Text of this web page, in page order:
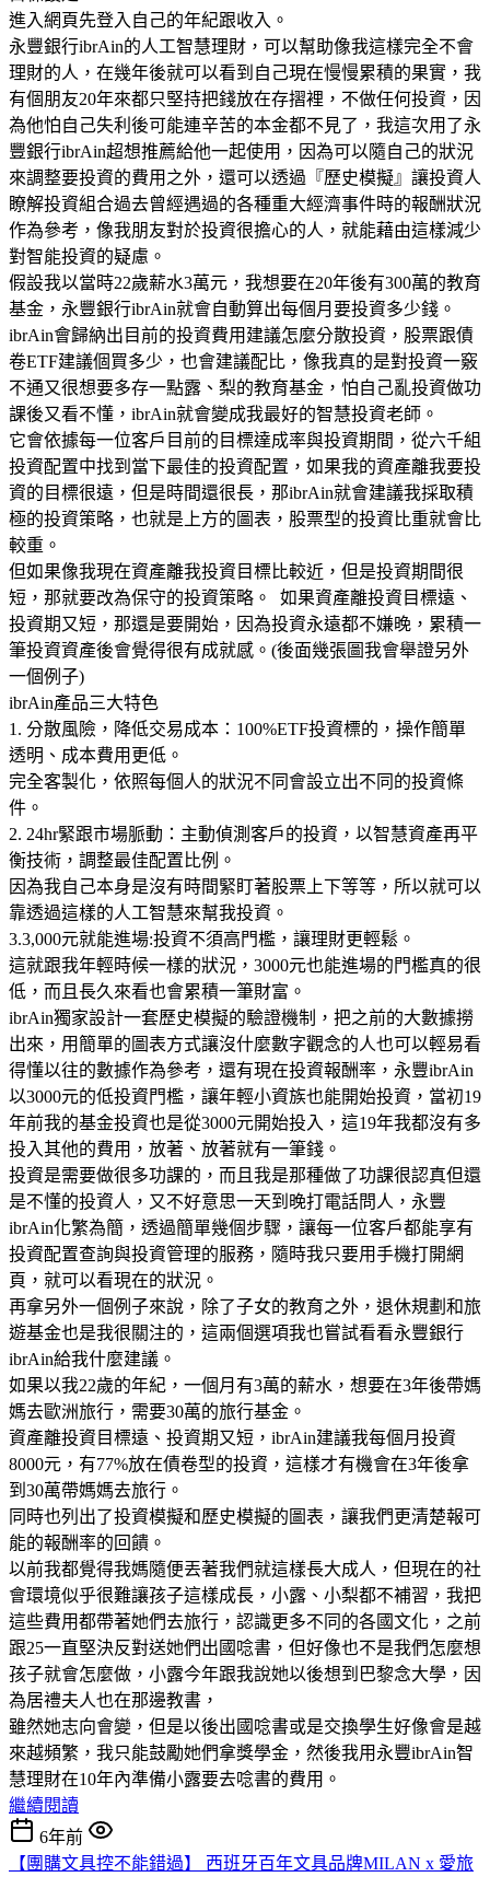
進入網頁先登入自己的年紀跟收入。
永豐銀行ibrAin的人工智慧理財，可以幫助像我這樣完全不會
理財的人，在幾年後就可以看到自己現在慢慢累積的果實，我
有個朋友20年來都只堅持把錢放在存摺裡，不做任何投資，因
為他怕自己失利後可能連辛苦的本金都不見了，我這次用了永
豐銀行ibrAin超想推薦給他一起使用，因為可以隨自己的狀況
來調整要投資的費用之外，還可以透過『歷史模擬』讓投資人
瞭解投資組合過去曾經遇過的各種重大經濟事件時的報酬狀況
作為參考，像我朋友對於投資很擔心的人，就能藉由這樣減少
對智能投資的疑慮。
假設我以當時22歲薪水3萬元，我想要在20年後有300萬的教育
基金，永豐銀行ibrAin就會自動算出每個月要投資多少錢。
ibrAin會歸納出目前的投資費用建議怎麼分散投資，股票跟債
卷ETF建議個買多少，也會建議配比，像我真的是對投資一竅
不通又很想要多存一點露、梨的教育基金，怕自己亂投資做功
課後又看不懂，ibrAin就會變成我最好的智慧投資老師。
它會依據每一位客戶目前的目標達成率與投資期間，從六千組
投資配置中找到當下最佳的投資配置，如果我的資產離我要投
資的目標很遠，但是時間還很長，那ibrAin就會建議我採取積
極的投資策略，也就是上方的圖表，股票型的投資比重就會比
較重。
但如果像我現在資產離我投資目標比較近，但是投資期間很
短，那就要改為保守的投資策略。 如果資產離投資目標遠、
投資期又短，那還是要開始，因為投資永遠都不嫌晚，累積一
筆投資資產後會覺得很有成就感。(後面幾張圖我會舉證另外
一個例子)
ibrAin產品三大特色
1. 分散風險，降低交易成本：100%ETF投資標的，操作簡單
透明、成本費用更低。
完全客製化，依照每個人的狀況不同會設立出不同的投資條
件。
2. 24hr緊跟市場脈動：主動偵測客戶的投資，以智慧資產再平
衡技術，調整最佳配置比例。
因為我自己本身是沒有時間緊盯著股票上下等等，所以就可以
靠透過這樣的人工智慧來幫我投資。
3.3,000元就能進場:投資不須高門檻，讓理財更輕鬆。
這就跟我年輕時候一樣的狀況，3000元也能進場的門檻真的很
低，而且長久來看也會累積一筆財富。
ibrAin獨家設計一套歷史模擬的驗證機制，把之前的大數據撈
出來，用簡單的圖表方式讓沒什麼數字觀念的人也可以輕易看
得懂以往的數據作為參考，還有現在投資報酬率，永豐ibrAin
以3000元的低投資門檻，讓年輕小資族也能開始投資，當初19
年前我的基金投資也是從3000元開始投入，這19年我都沒有多
投入其他的費用，放著、放著就有一筆錢。
投資是需要做很多功課的，而且我是那種做了功課很認真但還
是不懂的投資人，又不好意思一天到晚打電話問人，永豐
ibrAin化繁為簡，透過簡單幾個步驟，讓每一位客戶都能享有
投資配置查詢與投資管理的服務，隨時我只要用手機打開網
頁，就可以看現在的狀況。
再拿另外一個例子來說，除了子女的教育之外，退休規劃和旅
遊基金也是我很關注的，這兩個選項我也嘗試看看永豐銀行
ibrAin給我什麼建議。
如果以我22歲的年紀，一個月有3萬的薪水，想要在3年後帶媽
媽去歐洲旅行，需要30萬的旅行基金。
資產離投資目標遠、投資期又短，ibrAin建議我每個月投資
8000元，有77%放在債卷型的投資，這樣才有機會在3年後拿
到30萬帶媽媽去旅行。
同時也列出了投資模擬和歷史模擬的圖表，讓我們更清楚報可
能的報酬率的回饋。
以前我都覺得我媽隨便丟著我們就這樣長大成人，但現在的社
會環境似乎很難讓孩子這樣成長，小露、小梨都不補習，我把
這些費用都帶著她們去旅行，認識更多不同的各國文化，之前
跟25一直堅決反對送她們出國唸書，但好像也不是我們怎麼想
孩子就會怎麼做，小露今年跟我說她以後想到巴黎念大學，因
為居禮夫人也在那邊教書，
雖然她志向會變，但是以後出國唸書或是交換學生好像會是越
來越頻繁，我只能鼓勵她們拿獎學金，然後我用永豐ibrAin智
慧理財在10年內準備小露要去唸書的費用。
繼續閱讀
6年前
【團購文具控不能錯過】 西班牙百年文具品牌MILAN x 愛旅